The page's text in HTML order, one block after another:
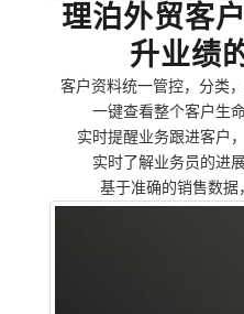
理泊外贸客
升业绩
客户资料统一管控，分类
一键查看整个客户生
实时提醒业务跟进客户
实时了解业务员的进
基于准确的销售数